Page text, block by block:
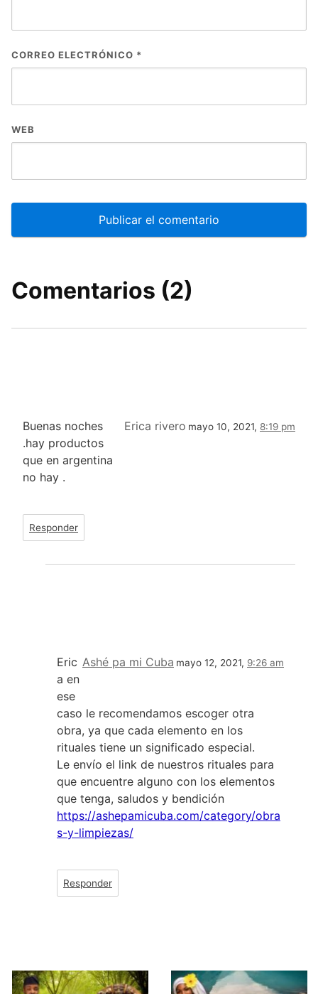
CORREO ELECTRÓNICO *
WEB
Comentarios (2)
Erica rivero mayo 10, 2021, 8:19 pm
Buenas noches
.hay productos
que en argentina
no hay .
Responder
Ashé pa mi Cuba mayo 12, 2021, 9:26 am
Eric
a en
ese
caso le recomendamos escoger otra
obra, ya que cada elemento en los
rituales tiene un significado especial.
Le envío el link de nuestros rituales para
que encuentre alguno con los elementos
que tenga, saludos y bendición
https://ashepamicuba.com/category/obra
s-y-limpiezas/
Responder